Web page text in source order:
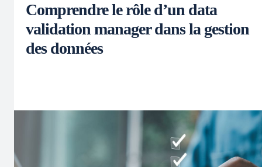
Comprendre le rôle d’un data
validation manager dans la gestion
des données